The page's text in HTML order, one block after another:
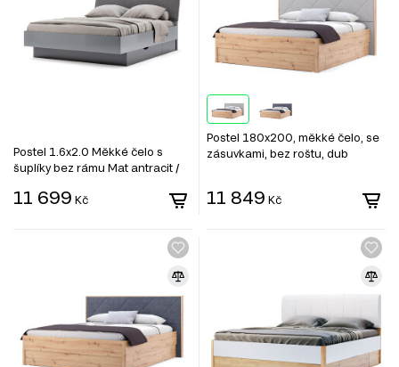
Postel 1.6x2.0 Měkké čelo s
šuplíky bez rámu Mat antracit /
11 699 Kč
Postel 180x200, měkké čelo, se
zásuvkami, bez roštu, dub
11 849 Kč